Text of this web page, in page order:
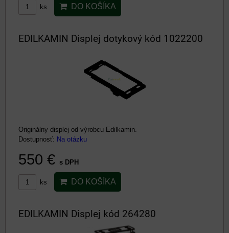
ks DO KOŠÍKA
EDILKAMIN Displej dotykový kód 1022200
Originálny displej od výrobcu Edilkamin.
Dostupnosť: Na otázku
550 € s DPH
ks DO KOŠÍKA
EDILKAMIN Displej kód 264280